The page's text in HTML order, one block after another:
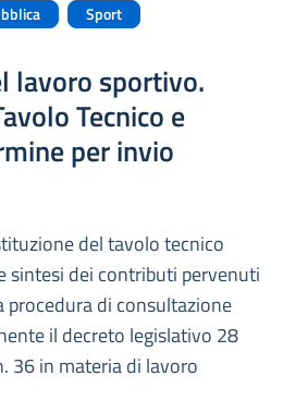
Sport
lavoro sportivo.
Tecnico e
per invio
del tavolo tecnico
sintesi dei contributi pervenuti
procedura di consultazione
il decreto legislativo 28
36 in materia di lavoro